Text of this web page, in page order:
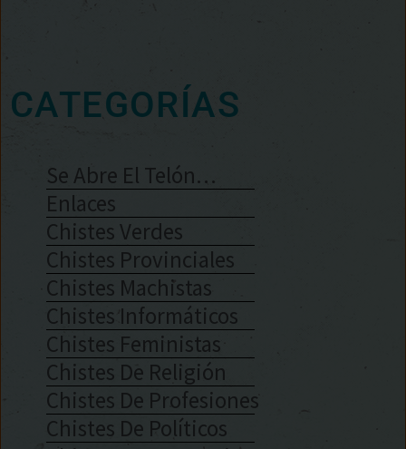
CATEGORÍAS
Se Abre El Telón…
Enlaces
Chistes Verdes
Chistes Provinciales
Chistes Machistas
Chistes Informáticos
Chistes Feministas
Chistes De Religión
Chistes De Profesiones
Chistes De Políticos